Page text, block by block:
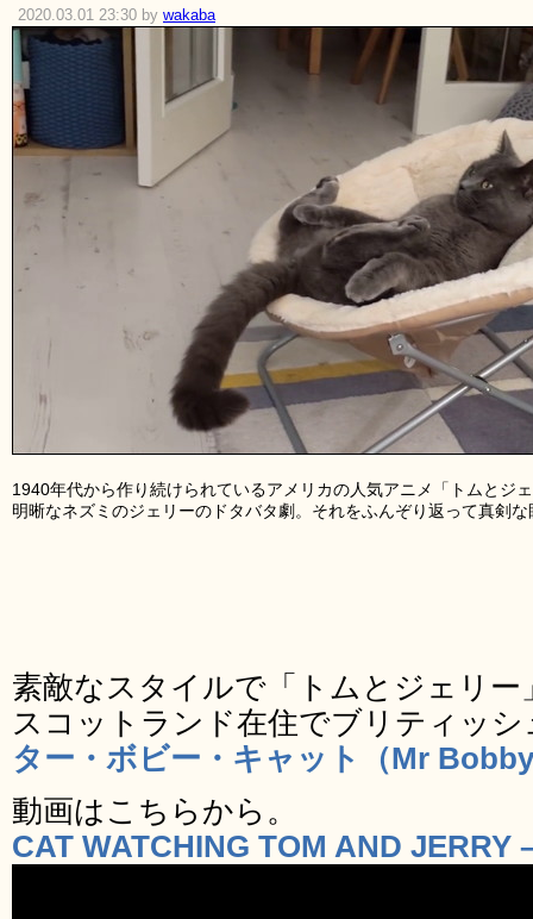
2020.03.01 23:30 by wakaba
1940年代から作り続けられているアメリカの人気アニメ「トムとジ
明晰なネズミのジェリーのドタバタ劇。それをふんぞり返って真剣
素敵なスタイルで「トムとジェリ
スコットランド在住でブリティッ
ター・ボビー・キャット（Mr
動画はこちらから。
CAT WATCHING TOM AND JERRY